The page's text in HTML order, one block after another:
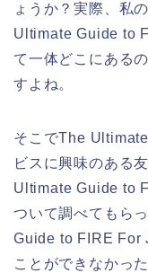
ょうか？実際、私
Ultimate Guide to
て一体どこにある
すよね。
そこでThe
ビスに興味のある
Ultimate Guide to
ついて調べてもら
Guide to FIRE For
ことができなかっ